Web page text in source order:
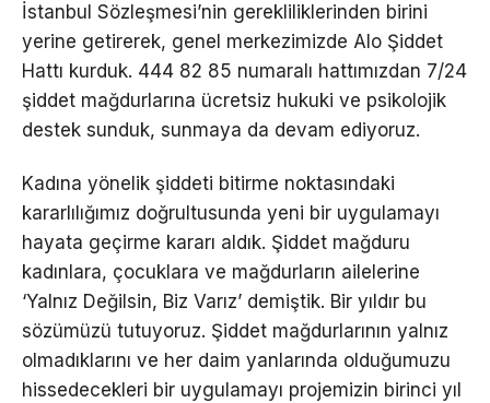
İstanbul Sözleşmesi’nin gerekliliklerinden birini
yerine getirerek, genel merkezimizde Alo Şiddet
Hattı kurduk. 444 82 85 numaralı hattımızdan 7/24
şiddet mağdurlarına ücretsiz hukuki ve psikolojik
destek sunduk, sunmaya da devam ediyoruz.
Kadına yönelik şiddeti bitirme noktasındaki
kararlılığımız doğrultusunda yeni bir uygulamayı
hayata geçirme kararı aldık. Şiddet mağduru
kadınlara, çocuklara ve mağdurların ailelerine
‘Yalnız Değilsin, Biz Varız’ demiştik. Bir yıldır bu
sözümüzü tutuyoruz. Şiddet mağdurlarının yalnız
olmadıklarını ve her daim yanlarında olduğumuzu
hissedecekleri bir uygulamayı projemizin birinci yıl